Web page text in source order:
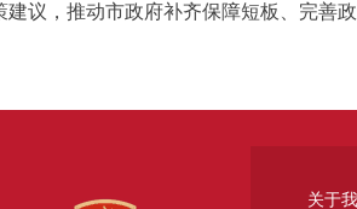
建议，推动市政府补齐保障短板、完善
关于